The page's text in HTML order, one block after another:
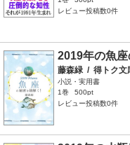
レビュー投稿数0件
2019年の魚座
藤森緑 / 得トク文
小説・実用書
1巻
500pt
レビュー投稿数0件